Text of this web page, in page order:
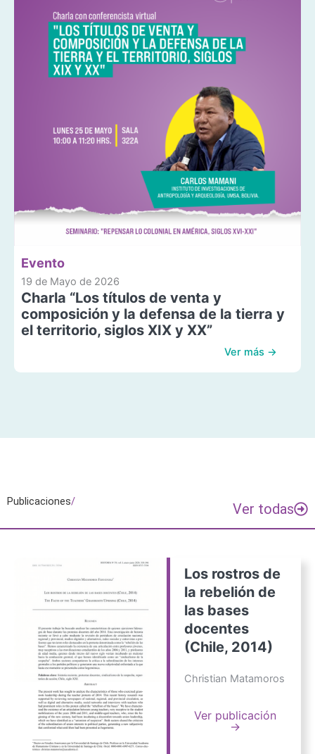
Evento
19 de Mayo de 2026
Charla “Los títulos de venta y
composición y la defensa de la tierra y
el territorio, siglos XIX y XX”
Ver más →
Publicaciones/ Ver todas
Los rostros de
la rebelión de
las bases
docentes
(Chile, 2014)
Christian Matamoros
Ver publicación
→